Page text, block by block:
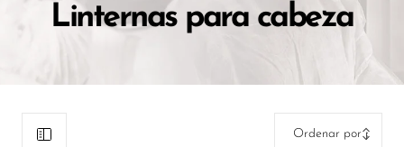
Linternas para cabeza